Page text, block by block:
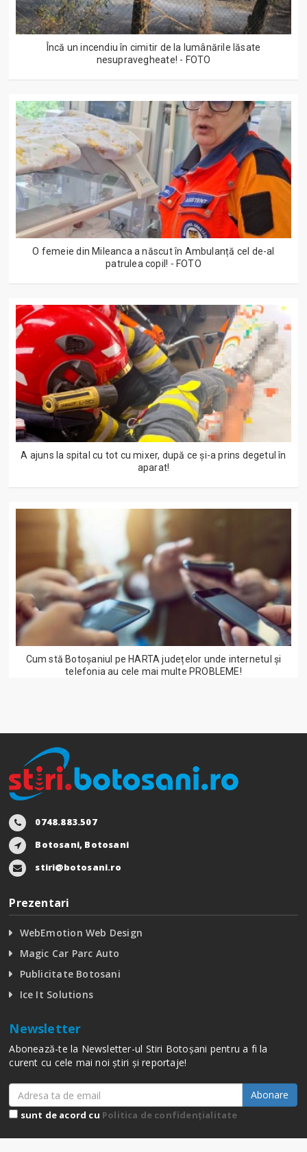
Încă un incendiu în cimitir de la lumânările lăsate
nesupravegheate! - FOTO
O femeie din Mileanca a născut în Ambulanță cel de-al
patrulea copil! - FOTO
A ajuns la spital cu tot cu mixer, după ce și-a prins degetul în
aparat!
Cum stă Botoșaniul pe HARTA județelor unde internetul și
telefonia au cele mai multe PROBLEME!
0748.883.507
Botosani, Botosani
stiri@botosani.ro
Prezentari
WebEmotion Web Design
Magic Car Parc Auto
Publicitate Botosani
Ice It Solutions
Newsletter
Abonează-te la Newsletter-ul Stiri Botoșani pentru a fi la
curent cu cele mai noi știri și reportaje!
Abonare
sunt de acord cu Politica de confidențialitate